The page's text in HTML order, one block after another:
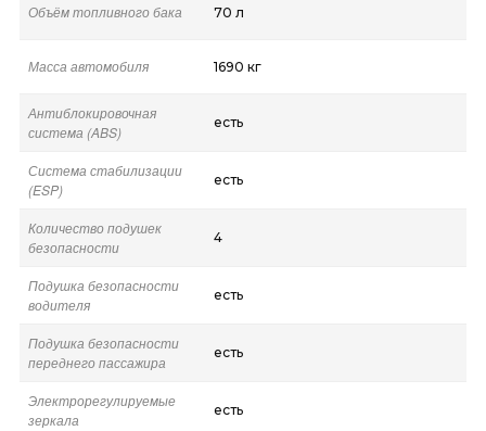
Объём топливного бака 70 л
Масса автомобиля 1690 кг
Антиблокировочная
система (ABS)
есть
Система стабилизации
(ESP)
есть
Количество подушек
безопасности
4
Подушка безопасности
водителя
есть
Подушка безопасности
переднего пассажира
есть
Электрорегулируемые
зеркала
есть